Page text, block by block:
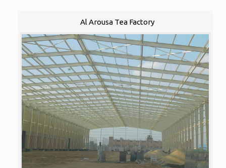
Al Arousa Tea Factory